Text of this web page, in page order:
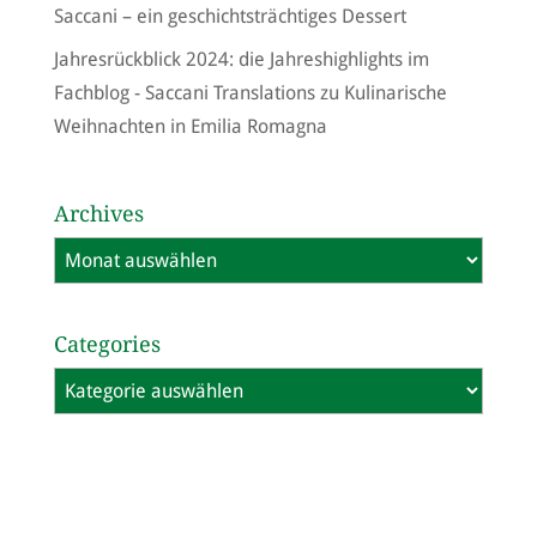
Saccani – ein geschichtsträchtiges Dessert
Jahresrückblick 2024: die Jahreshighlights im
Fachblog - Saccani Translationszu Kulinarische
Weihnachten in Emilia Romagna
Archives
Archives
Categories
Categories